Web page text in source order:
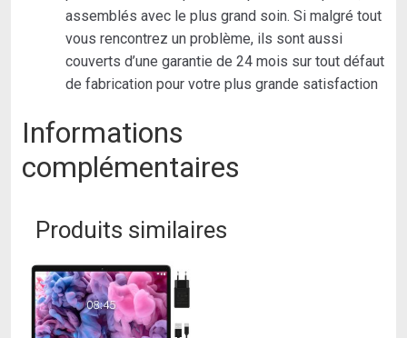
assemblés avec le plus grand soin. Si malgré tout
vous rencontrez un problème, ils sont aussi
couverts d’une garantie de 24 mois sur tout défaut
de fabrication pour votre plus grande satisfaction
Informations
complémentaires
Produits similaires